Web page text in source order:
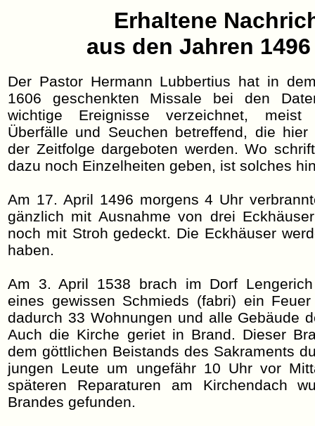
Erhaltene
aus den Jahren 1496
Der Pastor Hermann Lubbertius hat in
1606 geschenkten Missale bei den
wichtige Ereignisse verzeichnet, meist
Überfälle und Seuchen betreffend, die
der Zeitfolge dargeboten werden. Wo
dazu noch Einzelheiten geben, ist solches
Am 17. April 1496 morgens 4 Uhr
gänzlich mit Ausnahme von drei
noch mit Stroh gedeckt. Die Eckhäuser
haben.
Am 3. April 1538 brach im Dorf
eines gewissen Schmieds (fabri) ein
dadurch 33 Wohnungen und alle Gebäude
Auch die Kirche geriet in Brand. Dieser
dem göttlichen Beistands des Sakraments
jungen Leute um ungefähr 10 Uhr vor
späteren Reparaturen am Kirchendach
Brandes gefunden.